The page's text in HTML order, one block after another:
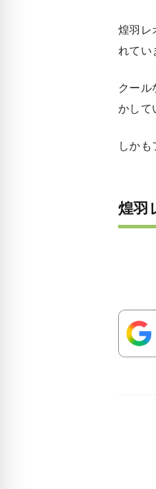
煌羽レ
れてい
クー
かして
しか
煌羽